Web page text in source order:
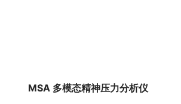
MSA 多模态精神压力分析仪